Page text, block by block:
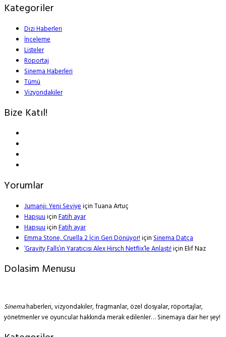
Kategoriler
Dizi Haberleri
İnceleme
Listeler
Röportaj
Sinema Haberleri
Tümü
Vizyondakiler
Bize Katıl!
Yorumlar
Jumanji: Yeni SeviyeiçinTuana Artuç
HapşuuiçinFatih ayar
HapşuuiçinFatih ayar
Emma Stone, Cruella 2 İçin Geri Dönüyor!içinSinema Datça
‘Gravity Falls’ın Yaratıcısı Alex Hirsch Netflix’le Anlaştı!içinElif Naz
Dolasim Menusu
Sinemahaberleri, vizyondakiler, fragmanlar, özel dosyalar, röportajlar,
yönetmenler ve oyuncular hakkında merak edilenler… Sinemaya dair her şey!